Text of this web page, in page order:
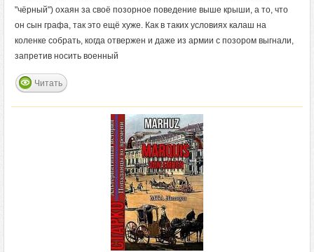
"чёрный") охаян за своё позорное поведение выше крыши, а то, что
он сын графа, так это ещё хуже. Как в таких условиях калаш на
коленке собрать, когда отвержен и даже из армии с позором выгнали,
запретив носить военный
Читать